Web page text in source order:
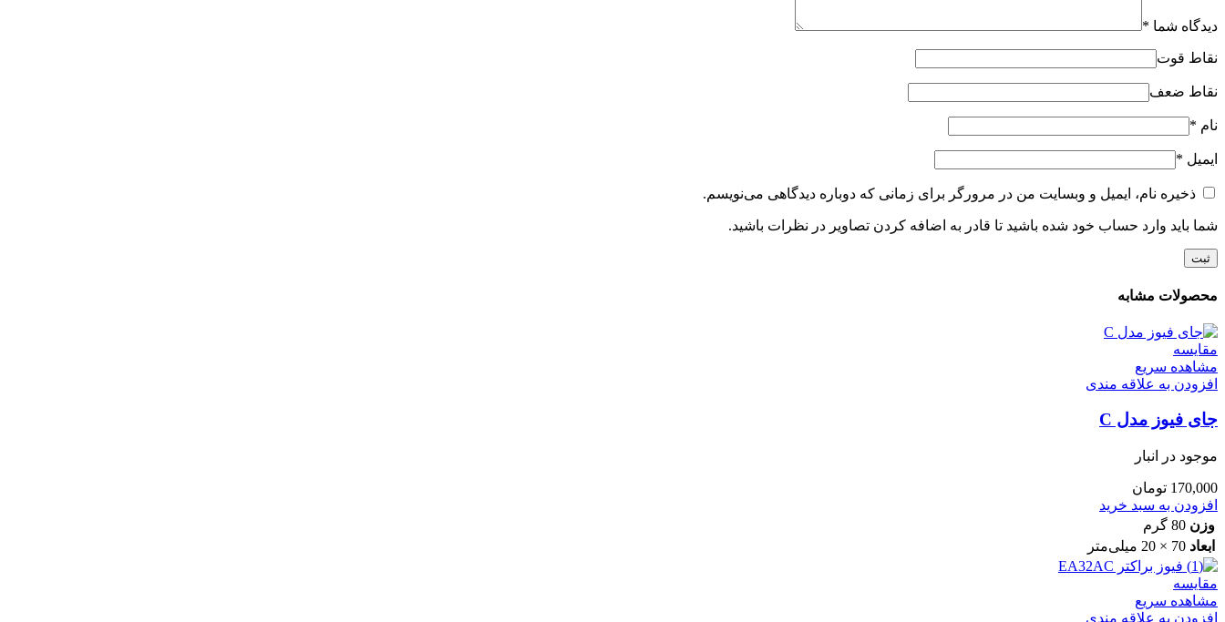
دیدگاه شما *
نقاط قوت
نقاط ضعف
نام *
ایمیل *
ذخیره نام، ایمیل و وبسایت من در مرورگر برای زمانی که دوباره دیدگاهی می‌نویسم.
شما باید وارد حساب خود شده باشید تا قادر به اضافه کردن تصاویر در نظرات باشید.
محصولات مشابه
مقایسه
مشاهده سریع
افزودن به علاقه مندی
جای فیوز مدل C
موجود در انبار
170,000 تومان
افزودن به سبد خرید
وزن 80 گرم
ابعاد 70 × 20 میلی‌متر
مقایسه
مشاهده سریع
افزودن به علاقه مندی